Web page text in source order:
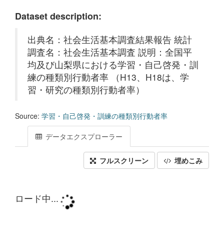
Dataset description:
出典名：社会生活基本調査結果報告 統計
調査名：社会生活基本調査 説明：全国平
均及び山梨県における学習・自己啓発・訓
練の種類別行動者率 （H13、H18は、学
習・研究の種類別行動者率）
Source: 学習・自己啓発・訓練の種類別行動者率
データエクスプローラー
フルスクリーン 埋めこみ